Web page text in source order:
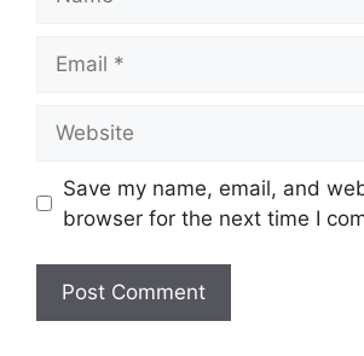
Save my name, email, and
browser for the next time I